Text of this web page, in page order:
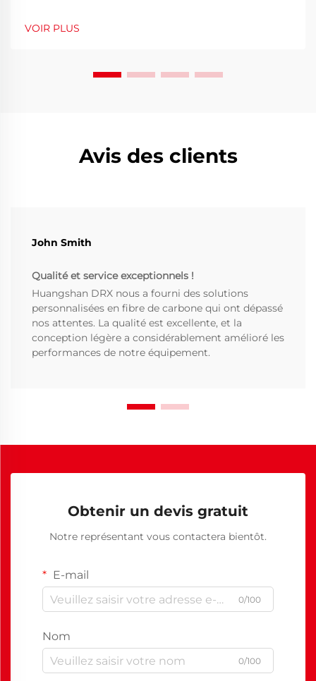
dès maintenant le choix stratégique.
VOIR PLUS
Avis des clients
John Smith
Qualité et service exceptionnels !
Huangshan DRX nous a fourni des solutions
personnalisées en fibre de carbone qui ont dépassé
nos attentes. La qualité est excellente, et la
conception légère a considérablement amélioré les
performances de notre équipement.
Obtenir un devis gratuit
Notre représentant vous contactera bientôt.
E-mail
0/100
Nom
0/100